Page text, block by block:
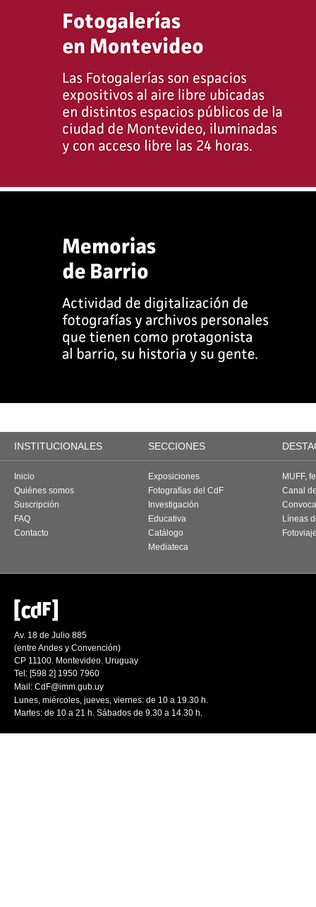
INSTITUCIONALES SECCIONES
Inicio
Quiénes somos
Suscripción
FAQ
Contacto
Exposiciones
Fotografías del CdF
Investigación
Educativa
Catálogo
Mediateca
MUFF,
Canal
Líneas
Av. 18 de Julio 885
(entre Andes y Convención)
CP 11100. Montevideo. Uruguay
Tel: [598 2] 1950 7960
Mail: CdF@imm.gub.uy
Lunes, miércoles, jueves, viernes: de 10 a 19.30 h.
Martes: de 10 a 21 h. Sábados de 9.30 a 14.30 h.